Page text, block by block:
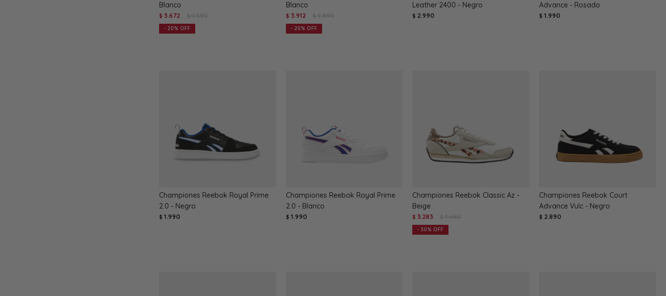
Blanco
$ 3.672 $ 4.590
20
Blanco
$ 3.912 $ 4.890
20
Leather 2400 - Negro
$ 2.990
Advance - Rosado
$ 1.990
Championes Reebok Royal Prime
2.0 - Negro
$ 1.990
Championes Reebok Royal Prime
2.0 - Blanco
$ 1.990
Championes Reebok Classic Az -
Beige
$ 3.283 $ 4.690
30
Championes Reebok Court
Advance Vulc - Negro
$ 2.890